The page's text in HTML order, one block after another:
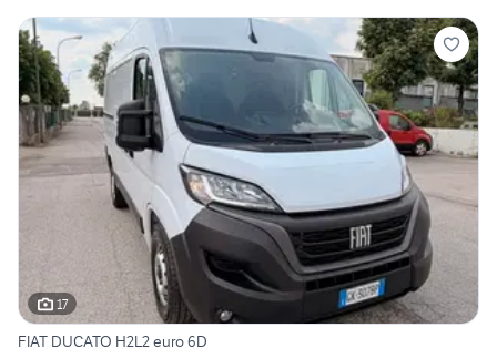
17
FIAT DUCATO H2L2 euro 6D